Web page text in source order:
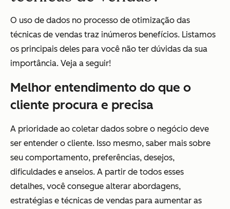
O uso de dados no processo de otimização das
técnicas de vendas traz inúmeros benefícios. Listamos
os principais deles para você não ter dúvidas da sua
importância. Veja a seguir!
Melhor entendimento do que o
cliente procura e precisa
A prioridade ao coletar dados sobre o negócio deve
ser entender o cliente. Isso mesmo, saber mais sobre
seu comportamento, preferências, desejos,
dificuldades e anseios. A partir de todos esses
detalhes, você consegue alterar abordagens,
estratégias e técnicas de vendas para aumentar as